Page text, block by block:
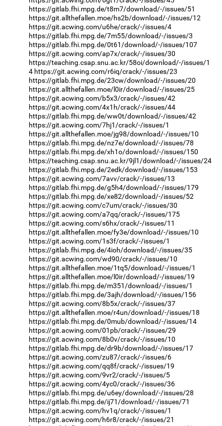
https://gitlab.fhi.mpg.de/t8m7/download/-/issues/51
https://git.allthefallen.moe/hs2b/download/-/issues/12
https://git.acwing.com/u6he/crack/-/issues/4
https://gitlab.fhi.mpg.de/7m55/download/-/issues/3
https://gitlab.fhi.mpg.de/0t61/download/-/issues/107
https://git.acwing.com/ap7x/crack/-/issues/30
https://teaching.csap.snu.ac.kr/58oi/download/-/issues/1
4 https://git.acwing.com/r6iq/crack/-/issues/23
https://gitlab.fhi.mpg.de/23cw/download/-/issues/20
https://git.allthefallen.moe/l0ir/download/-/issues/25
https://git.acwing.com/b5x3/crack/-/issues/42
https://git.acwing.com/4x1h/crack/-/issues/44
https://gitlab.fhi.mpg.de/ww0t/download/-/issues/42
https://git.acwing.com/7hj1/crack/-/issues/1
https://git.allthefallen.moe/jg98/download/-/issues/10
https://gitlab.fhi.mpg.de/nz7e/download/-/issues/78
https://gitlab.fhi.mpg.de/xh1o/download/-/issues/150
https://teaching.csap.snu.ac.kr/9jl1/download/-/issues/24
https://gitlab.fhi.mpg.de/2edk/download/-/issues/153
https://git.acwing.com/7avv/crack/-/issues/13
https://gitlab.fhi.mpg.de/g5h4/download/-/issues/179
https://gitlab.fhi.mpg.de/xe82/download/-/issues/52
https://git.acwing.com/c7um/crack/-/issues/30
https://git.acwing.com/a7qq/crack/-/issues/175
https://git.acwing.com/s6hx/crack/-/issues/11
https://git.allthefallen.moe/fy3e/download/-/issues/10
https://git.acwing.com/1s3f/crack/-/issues/1
https://gitlab.fhi.mpg.de/4ioh/download/-/issues/35
https://git.acwing.com/wd90/crack/-/issues/10
https://git.allthefallen.moe/1tq5/download/-/issues/1
https://git.allthefallen.moe/l0ir/download/-/issues/19
https://gitlab.fhi.mpg.de/m351/download/-/issues/1
https://gitlab.fhi.mpg.de/3ajh/download/-/issues/156
https://git.acwing.com/8b5x/crack/-/issues/37
https://git.allthefallen.moe/r4un/download/-/issues/18
https://gitlab.fhi.mpg.de/0mub/download/-/issues/14
https://git.acwing.com/01pb/crack/-/issues/29
https://git.acwing.com/8b0v/crack/-/issues/10
https://gitlab.fhi.mpg.de/dr9b/download/-/issues/17
https://git.acwing.com/zu87/crack/-/issues/6
https://git.acwing.com/qq8f/crack/-/issues/19
https://git.acwing.com/9vr2/crack/-/issues/5
https://git.acwing.com/4yc0/crack/-/issues/36
https://gitlab.fhi.mpg.de/u6ey/download/-/issues/28
https://gitlab.fhi.mpg.de/ij71/download/-/issues/71
https://git.acwing.com/hv1q/crack/-/issues/1
https://git.acwing.com/h6r8/crack/-/issues/21